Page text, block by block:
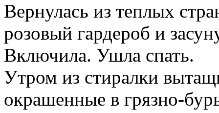
Вернулась из теплых
розовый гардероб и
Включила. Ушла спать.
Утром из стиралки
окрашенные в грязно-